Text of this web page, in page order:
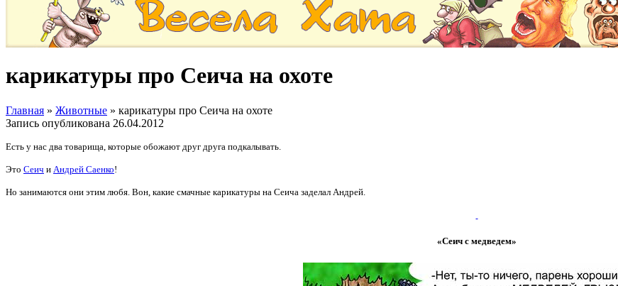
карикатуры про Сеича на охоте
Главная » Животные » карикатуры про Сеича на охоте
Запись опубликована 26.04.2012
Есть у нас два товарища, которые обожают друг друга подкалывать.
Это Сеич и Андрей Саенко!
Но занимаются они этим любя. Вон, какие смачные карикатуры на Сеича заделал Андрей
«Сеич с медведем»